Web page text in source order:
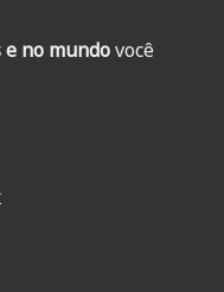
no mundovocê